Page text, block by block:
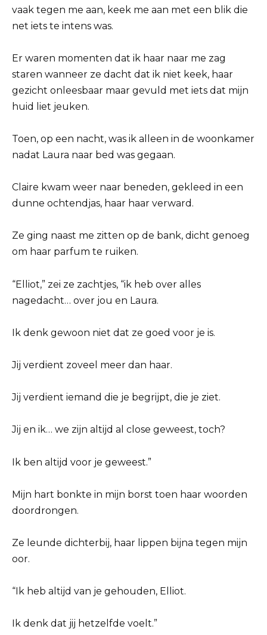
vaak tegen me aan, keek me aan met een blik die
net iets te intens was.
Er waren momenten dat ik haar naar me zag
staren wanneer ze dacht dat ik niet keek, haar
gezicht onleesbaar maar gevuld met iets dat mijn
huid liet jeuken.
Toen, op een nacht, was ik alleen in de woonkamer
nadat Laura naar bed was gegaan.
Claire kwam weer naar beneden, gekleed in een
dunne ochtendjas, haar haar verward.
Ze ging naast me zitten op de bank, dicht genoeg
om haar parfum te ruiken.
“Elliot,” zei ze zachtjes, “ik heb over alles
nagedacht… over jou en Laura.
Ik denk gewoon niet dat ze goed voor je is.
Jij verdient zoveel meer dan haar.
Jij verdient iemand die je begrijpt, die je ziet.
Jij en ik… we zijn altijd al close geweest, toch?
Ik ben altijd voor je geweest.”
Mijn hart bonkte in mijn borst toen haar woorden
doordrongen.
Ze leunde dichterbij, haar lippen bijna tegen mijn
oor.
“Ik heb altijd van je gehouden, Elliot.
Ik denk dat jij hetzelfde voelt.”